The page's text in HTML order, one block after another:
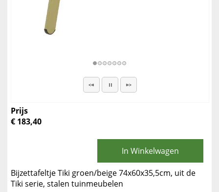
Prijs
€ 183,40
In Winkelwagen
Bijzettafeltje Tiki groen/beige 74x60x35,5cm, uit de
Tiki serie, stalen tuinmeubelen